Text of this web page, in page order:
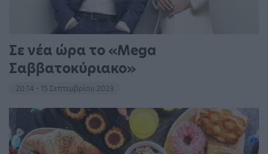
Σε νέα ώρα το «Mega
Σαββατοκύριακο»
20:14 - 15 Σεπτεμβρίου 2023